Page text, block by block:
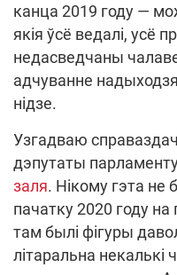
канца 2019 году —
якія ўсё ведалі, усё
недасведчаны
адчуванне
нідзе.
Узгадваю
дэпутаты
заля. Нікому гэта не
пачатку 2020 году
там былі фігуры
літаральна некалькі